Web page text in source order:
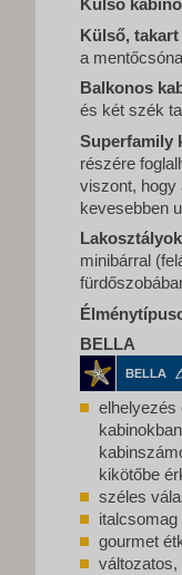
Külső
Külső,
a
Balkonos
és két szék
Superfamily
részére
viszont, hogy
kevesebben
minibárral
BELLA
elhelyezés
kikötőbe
széles
gourmet